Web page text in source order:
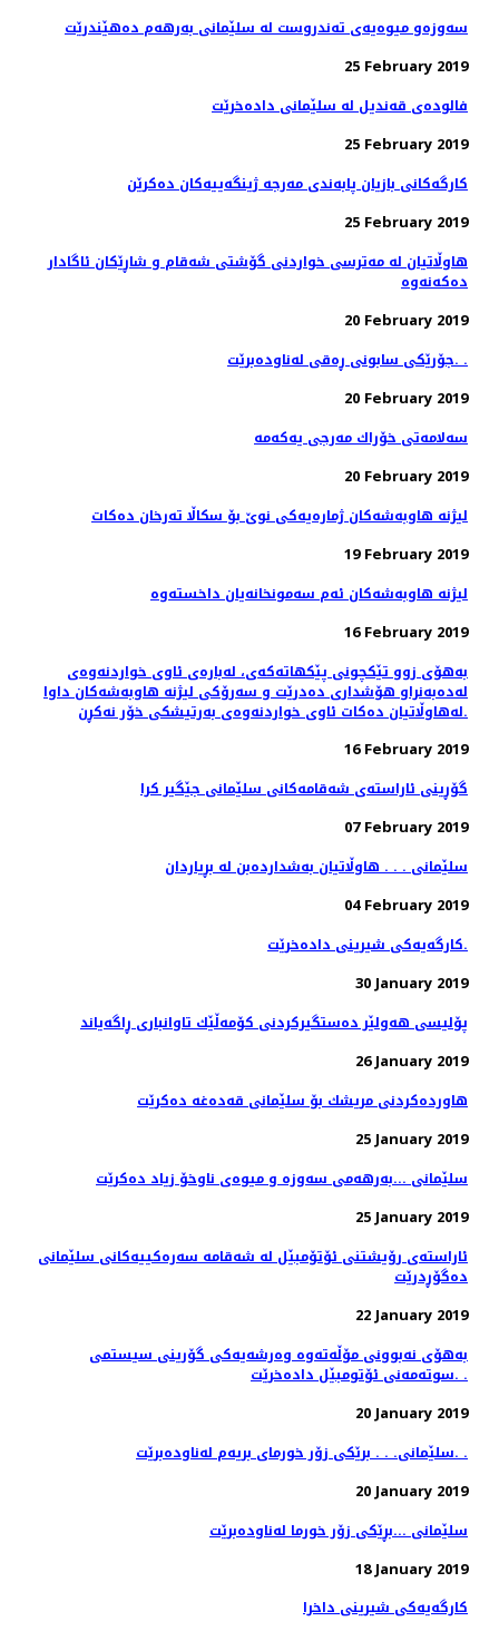
سه‌وزه‌و میوه‌یه‌ی ته‌ندروست له‌ سلێمانی به‌رهه‌م ده‌هێندرێت
25 February 2019
فالوده‌ی قه‌ندیل له‌ سلێمانی داده‌خرێت
25 February 2019
كارگه‌كانی بازیان پابه‌ندی مه‌رجه‌ ژینگه‌ییه‌كان ده‌كرێن
25 February 2019
هاوڵاتیان له‌ مەترسی خواردنی گۆشتی شەقام و شاڕێكان ئاگادار
20 February 2019
جۆرێكی سابونی ڕه‌قی له‌ناوده‌برێت. .
20 February 2019
20 February 2019
لیژنه‌ هاوبه‌شه‌كان ژماره‌یه‌كی نوێ بۆ سكاڵا ته‌رخان ده‌كات
19 February 2019
16 February 2019
به‌هۆی زوو تێكچونی پێكهاته‌كه‌ی، لەبارەی ئاوی خواردنەوەی
له‌ده‌به‌نراو هۆشداری دەدرێت و سه‌رۆكی لیژنه هاوبه‌شه‌كان داوا
له‌هاوڵاتیان ده‌كات ئاوی خواردنه‌وه‌ی به‌رتیشكی خۆر نه‌كڕن.
16 February 2019
گۆڕینی ئاراسته‌ی شه‌قامه‌كانی سلێمانی جێگیر كرا
07 February 2019
سلێمانی . . . هاوڵاتیان به‌شدارده‌بن له‌ بڕیاردان
04 February 2019
کارگەیەکی شیرینی دادەخرێت.
30 January 2019
پۆلیسی هەولێر دەستگیركردنی كۆمەڵێك تاوانباری ڕاگەیاند
26 January 2019
هاوردەكردنی مریشك بۆ سلێمانی قەدەغە دەكرێت
25 January 2019
سلێمانی ...بەرهەمی سەوزە و میوەی ناوخۆ زیاد دەكرێت
25 January 2019
ئاراسته‌ی رۆیشتنی ئۆتۆمبێل له‌ شه‌قامه‌ سه‌ره‌كییه‌كانی سلێمانی
ده‌گۆڕدرێت
22 January 2019
به‌هۆی نه‌بوونی مۆڵه‌ته‌وه‌ وه‌رشه‌یه‌كی گۆرینی سیستمی
سوته‌مه‌نی ئۆتومبێل داده‌خرێت. .
20 January 2019
سلێمانی. . . برێكی زۆر خورمای بریه‌م له‌ناوده‌برێت. .
20 January 2019
سلێمانی ...بڕێكی زۆر خورما له‌ناوده‌برێت
18 January 2019
كارگه‌یه‌كی شیرینی داخرا